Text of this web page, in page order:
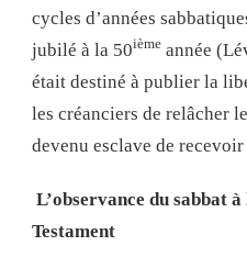
cycles d’années
jubilé à la 50ième année
était destiné à publier la
les créanciers de relâcher
devenu esclave de
L’observance du sabbat
Testament